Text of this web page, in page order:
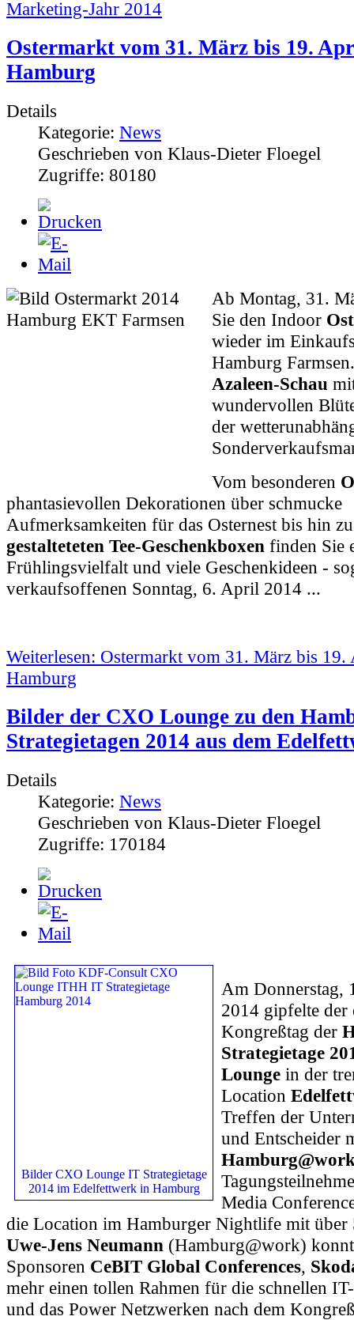
Marketing-Jahr 2014
Ostermarkt vom 31. März bis 19.
Hamburg
Details
Kategorie: News
Geschrieben von Klaus-Dieter Floegel
Zugriffe: 80180
Ab Montag, 31.
Sie den Indoor
wieder im
Hamburg
Azaleen-Schau
wundervollen
der
Vom besonderen
phantasievollen Dekorationen über schmucke
Aufmerksamkeiten für das Osternest bis hin
gestalteteten Tee-Geschenkboxen finden Sie
Frühlingsvielfalt und viele Geschenkideen -
verkaufsoffenen Sonntag, 6. April 2014 ...
Weiterlesen: Ostermarkt vom 31. März bis
Hamburg
Bilder der CXO Lounge zu den
Strategietagen 2014 aus dem
Details
Kategorie: News
Geschrieben von Klaus-Dieter Floegel
Zugriffe: 170184
Bilder CXO Lounge IT Strategietage
2014 im Edelfettwerk in Hamburg
Am Donnerstag,
2014 gipfelte der
Kongreßtag der
Strategietage
Lounge in der
Location
Treffen der
und Entscheider
Media
die Location im Hamburger Nightlife mit über
Uwe-Jens Neumann (Hamburg@work)
Sponsoren CeBIT Global Conferences,
mehr einen tollen Rahmen für die schnellen
und das Power Netzwerken nach dem